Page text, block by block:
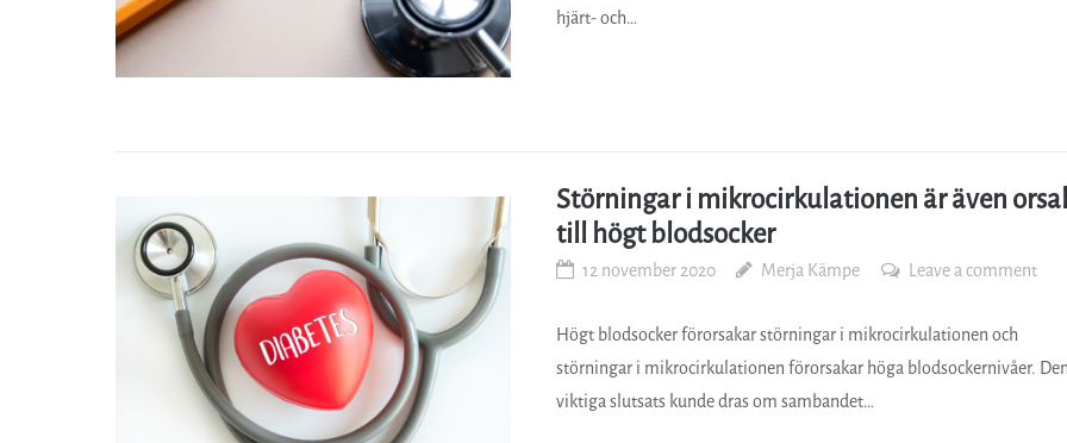
hjärt- och…
Störningar i mikrocirkulationen är även
till högt blodsocker
12 november 2020 Merja Kämpe Leave a comment
Högt blodsocker förorsakar störningar i mikrocirkulationen och
störningar i mikrocirkulationen förorsakar höga blodsockernivåer.
viktiga slutsats kunde dras om sambandet…